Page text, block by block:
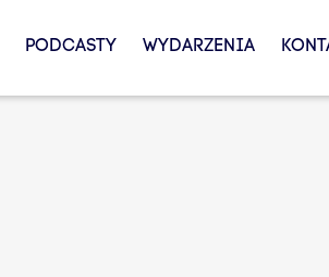
PODCASTY WYDARZENIA